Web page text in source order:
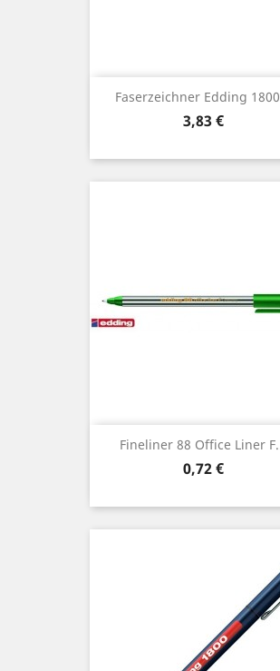
Faserzeichner Edding
Preis
3,83 €
Fineliner 88 Office Liner
Preis
0,72 €